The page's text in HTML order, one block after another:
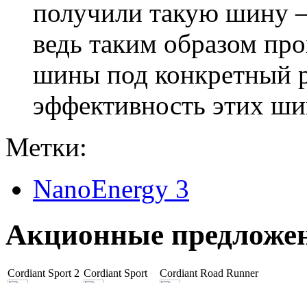
получили такую шину
ведь таким образом
шины под конкретный
эффективность этих
Метки:
NanoEnergy 3
Акционные
Cordiant Sport 2 Cordiant Sport Cordiant Road Runner